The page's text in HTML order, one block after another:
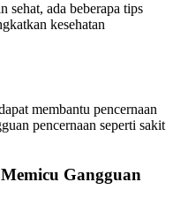
sehat, ada beberapa tips
kesehatan
membantu pencernaan
pencernaan seperti sakit
Gangguan